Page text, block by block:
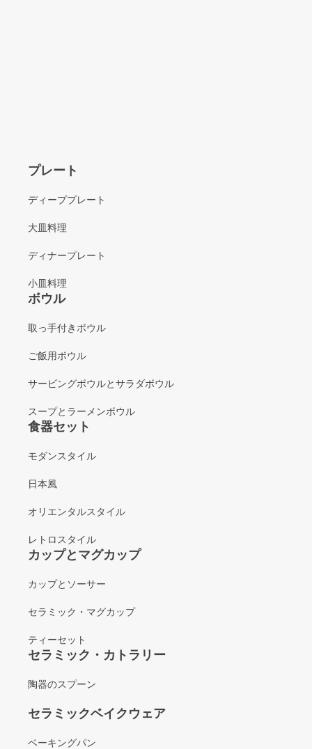
プレート
ディーププレート
大皿料理
ディナープレート
小皿料理
ボウル
取っ手付きボウル
ご飯用ボウル
サービングボウルとサラダボウル
スープとラーメンボウル
食器セット
モダンスタイル
日本風
オリエンタルスタイル
レトロスタイル
カップとマグカップ
カップとソーサー
セラミック・マグカップ
ティーセット
セラミック・カトラリー
陶器のスプーン
セラミックベイクウェア
ベーキングパン